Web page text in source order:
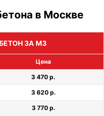
в Москве
ЗА М3
Цена
3 470 р.
3 620 р.
3 770 р.